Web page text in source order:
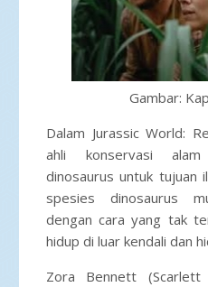
Gambar:
Dalam Jurassic World:
ahli konservasi alam
dinosaurus untuk tujuan
spesies dinosaurus
dengan cara yang tak
hidup di luar kendali dan
Zora Bennett (Scarlett